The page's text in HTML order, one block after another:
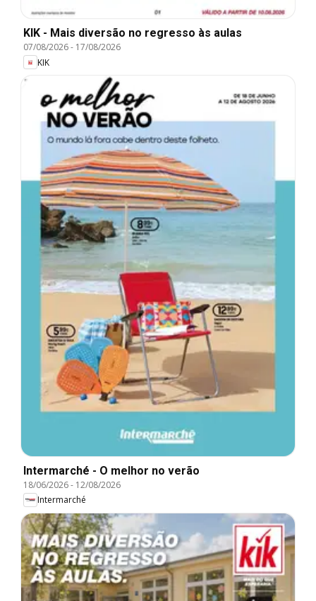
KIK - Mais diversão no regresso às aulas
07/08/2026- 17/08/2026
KIK
Intermarché - O melhor no verão
18/06/2026- 12/08/2026
Intermarché